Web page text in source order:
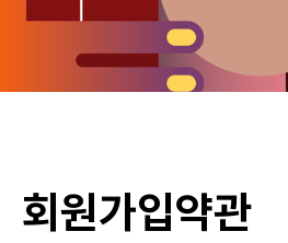
회원가입약관